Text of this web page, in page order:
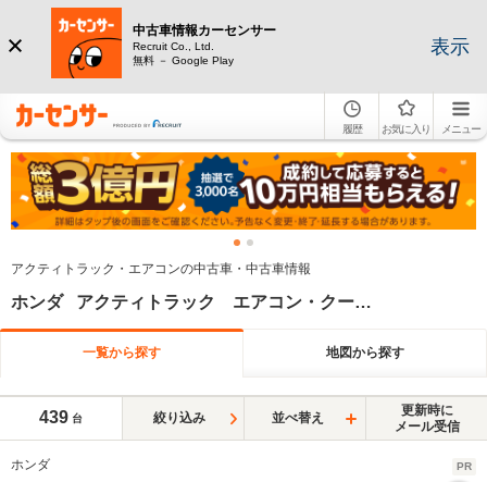
中古車情報カーセンサー
Recruit Co., Ltd.
無料 － Google Play
表示
履歴 お気に入り メニュー
アクティトラック・エアコンの中古車・中古車情報
ホンダ アクティトラック エアコン・クーラー
一覧から探す 地図から探す
439 台 絞り込み 並べ替え
更新時に
メール受信
ホンダ PR